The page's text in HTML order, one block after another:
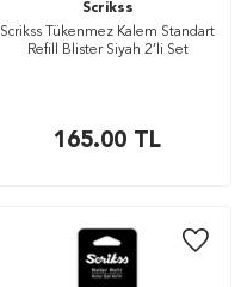
Scrikss
Scrikss Tükenmez Kalem Standart
Refill Blister Siyah 2’li Set
165.00 TL